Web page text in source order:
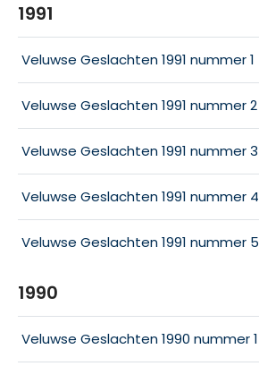
1991
Veluwse Geslachten 1991 nummer 1
Veluwse Geslachten 1991 nummer 2
Veluwse Geslachten 1991 nummer 3
Veluwse Geslachten 1991 nummer 4
Veluwse Geslachten 1991 nummer 5
1990
Veluwse Geslachten 1990 nummer 1